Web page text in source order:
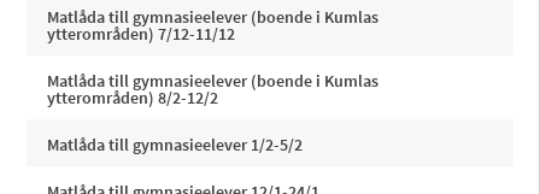
Matlåda till gymnasieelever (boende i Kumlas
ytterområden) 7/12-11/12
Matlåda till gymnasieelever (boende i Kumlas
ytterområden) 8/2-12/2
Matlåda till gymnasieelever 1/2-5/2